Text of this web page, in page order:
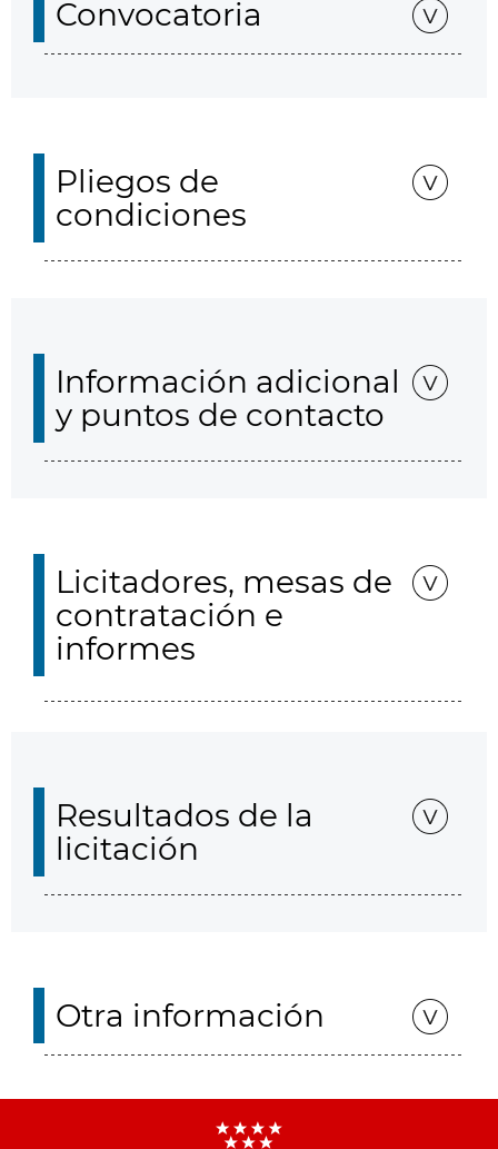
Convocatoria
Pliegos de
condiciones
Información adicional
y puntos de contacto
Licitadores, mesas de
contratación e
informes
Resultados de la
licitación
Otra información